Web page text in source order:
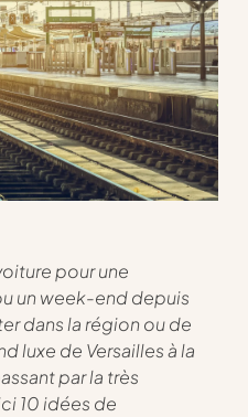
pour une
un week-end depuis
dans la région ou de
luxe de Versailles à la
par la très
10 idées de